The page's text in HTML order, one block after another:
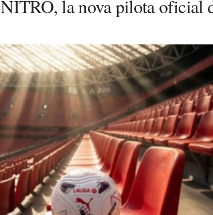
la nova pilota oficial